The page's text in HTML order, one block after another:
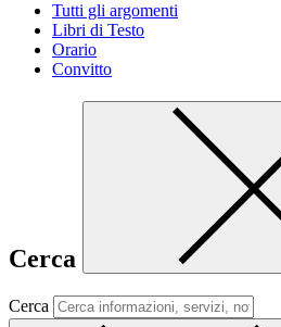
Tutti gli argomenti
Libri di Testo
Orario
Convitto
Cerca
Cerca